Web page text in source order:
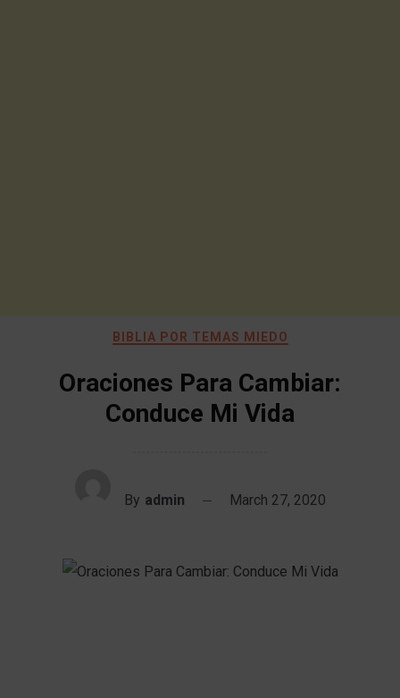
BIBLIA POR TEMAS MIEDO
Oraciones Para Cambiar:
Conduce Mi Vida
By admin March 27, 2020